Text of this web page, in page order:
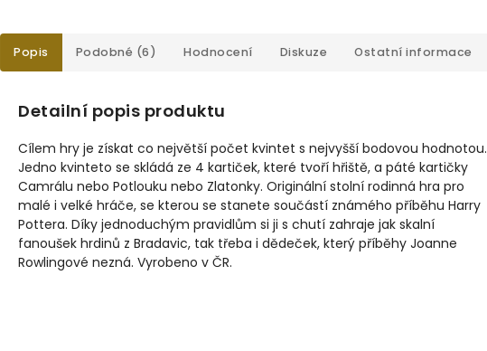
Popis Podobné (6) Hodnocení Diskuze Ostatní informace
Detailní popis produktu
Cílem hry je získat co největší počet kvintet s nejvyšší bodovou hodnotou.
Jedno kvinteto se skládá ze 4 kartiček, které tvoří hřiště, a páté kartičky
Camrálu nebo Potlouku nebo Zlatonky. Originální stolní rodinná hra pro
malé i velké hráče, se kterou se stanete součástí známého příběhu Harry
Pottera. Díky jednoduchým pravidlům si ji s chutí zahraje jak skalní
fanoušek hrdinů z Bradavic, tak třeba i dědeček, který příběhy Joanne
Rowlingové nezná. Vyrobeno v ČR.